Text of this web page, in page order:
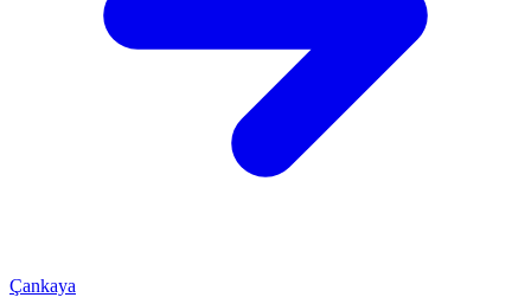
Çankaya